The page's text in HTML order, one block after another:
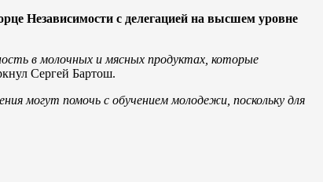
Независимости с делегацией на высшем уровне
в молочных и мясных продуктах, которые
Сергей Бартош.
могут помочь с обучением молодежи, поскольку для